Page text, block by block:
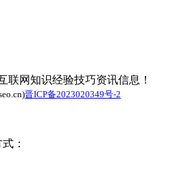
联网知识经验技巧资讯信息！
晋ICP备2023020349号-2
：